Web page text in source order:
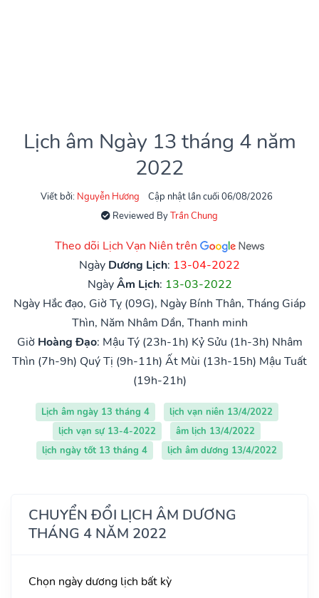
Lịch âm Ngày 13 tháng 4 năm
2022
Viết bởi: Nguyễn Hương
Cập nhật lần cuối 06/08/2026
Reviewed ByTrần Chung
Theo dõi Lịch Vạn Niên trên
Ngày Dương Lịch: 13-04-2022
NgàyÂm Lịch: 13-03-2022
Ngày Hắc đạo, Giờ Tỵ (09G), Ngày Bính Thân, Tháng Giáp
Thìn, Năm Nhâm Dần, Thanh minh
Giờ Hoàng Đạo: Mậu Tý (23h-1h) Kỷ Sửu (1h-3h) Nhâm
Thìn (7h-9h) Quý Tị (9h-11h) Ất Mùi (13h-15h) Mậu Tuất
(19h-21h)
Lịch âm ngày 13 tháng 4
lịch vạn niên 13/4/2022
lịch vạn sự 13-4-2022
âm lịch 13/4/2022
lịch ngày tốt 13 tháng 4
lịch âm dương 13/4/2022
CHUYỂN ĐỔI LỊCH ÂM DƯƠNG
THÁNG 4 NĂM 2022
Chọn ngày dương lịch bất kỳ